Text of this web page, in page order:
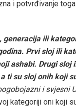
i potvrđivanje
generacija ili
Prvi sloj ili
ashabi. Drugi sloj
ti su sloj onih koji
i svjesni
kategoriji oni koji